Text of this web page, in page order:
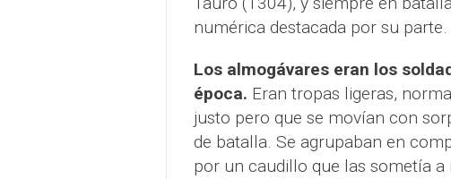
numérica destacada por su parte.
Los almogávares eran los
época. Eran tropas ligeras,
justo pero que se movían con
de batalla. Se agrupaban en
por un caudillo que las sometía